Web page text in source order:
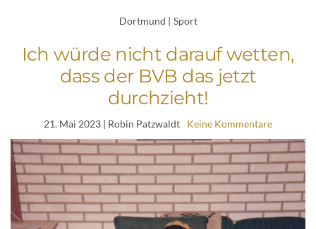
Dortmund | Sport
Ich würde nicht darauf wetten,
dass der BVB das jetzt
durchzieht!
21. Mai 2023 | Robin Patzwaldt Keine Kommentare